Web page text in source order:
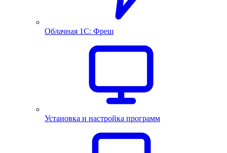
Облачная 1С: Фреш
Установка и настройка программ